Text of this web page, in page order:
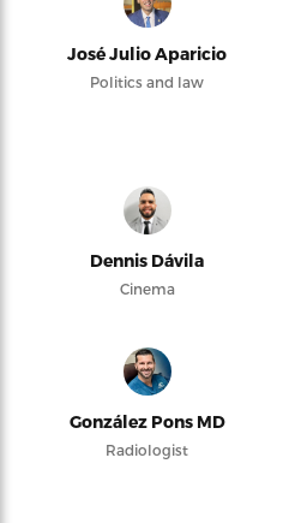
José Julio Aparicio
Politics and law
Dennis Dávila
Cinema
González Pons MD
Radiologist